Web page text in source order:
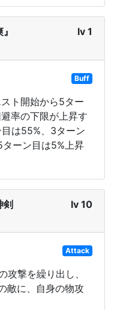
lv 1
Buff
ト開始から5ター
率の下限が上昇す
は55%、3ターン
ーン目は5%上昇
剣 lv 10
Attack
撃を繰り出し、
敵に、自身の物攻